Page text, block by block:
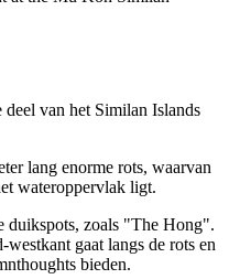
van het Similan Islands
lang enorme rots, waarvan
wateroppervlak ligt.
duikspots, zoals "The Hong".
gaat langs de rots en
bieden.